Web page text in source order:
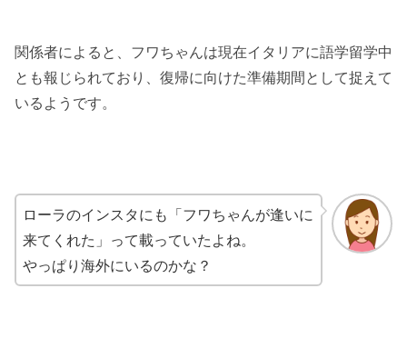
関係者によると、フワちゃんは現在イタリアに語学留学中
とも報じられており、復帰に向けた準備期間として捉えて
いるようです。
ローラのインスタにも「フワちゃんが逢いに
来てくれた」って載っていたよね。
やっぱり海外にいるのかな？